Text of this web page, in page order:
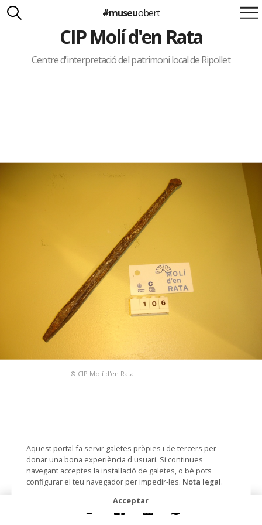
Suma't a la iniciativa
Carlota Royo
Francesca Barcellona
#museuobert
CIP Molí d'en Rata
Centre d'interpretació del patrimoni local de Ripollet
© CIP Molí d'en Rata
cisell
Datació segle XX
Aquest portal fa servir galetes pròpies i de tercers per
donar una bona experiència d'usuari. Si continues
navegant acceptes la instal·lació de galetes, o bé pots
configurar el teu navegador per impedir-les. Nota legal.
Acceptar